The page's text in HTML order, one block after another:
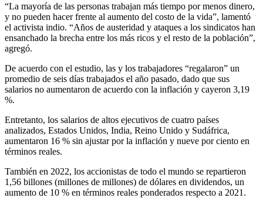
“La mayoría de las personas trabajan más tiempo por menos dinero,
y no pueden hacer frente al aumento del costo de la vida”, lamentó
el activista indio. “Años de austeridad y ataques a los sindicatos han
ensanchado la brecha entre los más ricos y el resto de la población”,
agregó.
De acuerdo con el estudio, las y los trabajadores “regalaron” un
promedio de seis días trabajados el año pasado, dado que sus
salarios no aumentaron de acuerdo con la inflación y cayeron 3,19
%.
Entretanto, los salarios de altos ejecutivos de cuatro países
analizados, Estados Unidos, India, Reino Unido y Sudáfrica,
aumentaron 16 % sin ajustar por la inflación y nueve por ciento en
términos reales.
También en 2022, los accionistas de todo el mundo se repartieron
1,56 billones (millones de millones) de dólares en dividendos, un
aumento de 10 % en términos reales ponderados respecto a 2021.